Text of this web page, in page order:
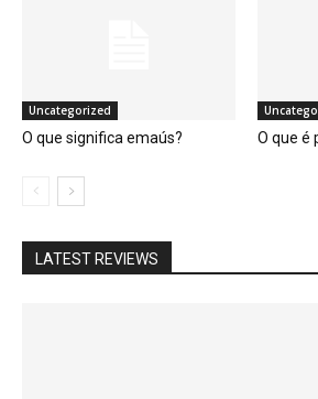
Uncategorized
O que significa emaús? O que é
LATEST REVIEWS